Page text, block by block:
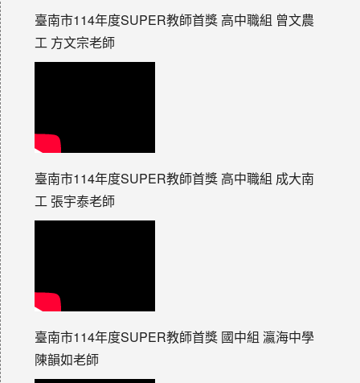
臺南市114年度SUPER教師首獎 高中職組 曾文農
工 方文宗老師
臺南市114年度SUPER教師首獎 高中職組 成大南
工 張宇泰老師
臺南市114年度SUPER教師首獎 國中組 瀛海中學
陳韻如老師